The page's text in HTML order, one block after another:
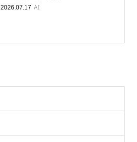
2026.07.17 AI